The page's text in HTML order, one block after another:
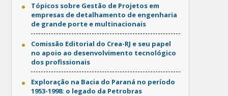
Tópicos sobre Gestão de Projetos em
empresas de detalhamento de engenharia
de grande porte e multinacionais
Comissão Editorial do Crea-RJ e seu papel
no apoio ao desenvolvimento tecnológico
dos profissionais
Exploração na Bacia do Paraná no período
1953-1998: o legado da Petrobras